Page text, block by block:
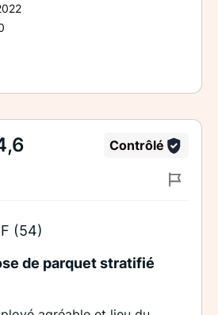
Contrôlé
(54)
de parquet stratifié